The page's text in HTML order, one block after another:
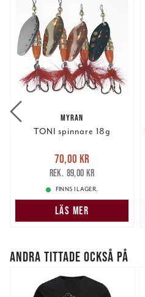
MYRAN
TONI spinnare 18g
Nuvarande pris
70,00 krTidigare pris
89,00 kr
70,00 kr
89,00 kr
FINNS I LAGER.
LÄS MER
ANDRA TITTADE OCKSÅ PÅ